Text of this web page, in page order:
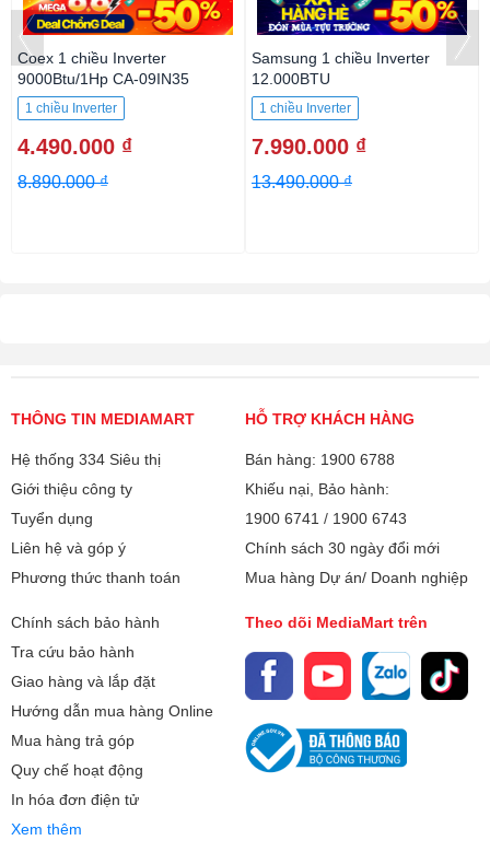
Coex 1 chiều Inverter
9000Btu/1Hp CA-09IN35
1 chiều Inverter
4.490.000 ₫
8.890.000 ₫
Samsung 1 chiều Inverter
12.000BTU
AR13DYHZAWKNSV
1 chiều Inverter
7.990.000 ₫
13.490.000 ₫
THÔNG TIN MEDIAMART
Hệ thống 334 Siêu thị
Giới thiệu công ty
Tuyển dụng
Liên hệ và góp ý
Phương thức thanh toán
HỖ TRỢ KHÁCH HÀNG
Bán hàng: 1900 6788
Khiếu nại, Bảo hành:
1900 6741 / 1900 6743
Chính sách 30 ngày đổi mới
Mua hàng Dự án/ Doanh nghiệp
Chính sách bảo hành
Tra cứu bảo hành
Giao hàng và lắp đặt
Hướng dẫn mua hàng Online
Mua hàng trả góp
Quy chế hoạt động
In hóa đơn điện tử
Xem thêm
Theo dõi MediaMart trên